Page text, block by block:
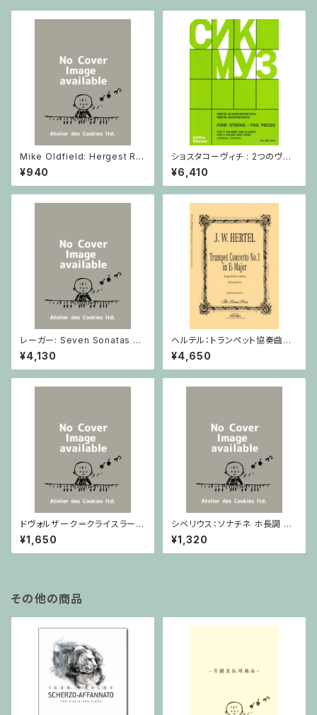
Mike Oldfield: Hergest Rid
ge / ピアノ
¥940
ショスタコーヴィチ : 2つのヴァ
イオリンとピアノのための 5つの
小品 / ヴァイオリン2とピアノ
¥6,410
レーガー: Seven Sonatas o
p. 91 Heft 2 / ヴァイオリン
¥4,130
ヘルテル：トランペット協奏曲第1
番 変ホ長調/トランペット・ピア
ノ
¥4,650
ドヴォルザーク＝クライスラー：
スラヴ幻想曲 ロ短調 from Op.
55-4, Op.75 / ヴァイオリンと
ピアノ
¥1,650
シベリウス：ソナチネ ホ長調 O
p.80 / ヴァイオリンとピアノ
¥1,320
その他の商品